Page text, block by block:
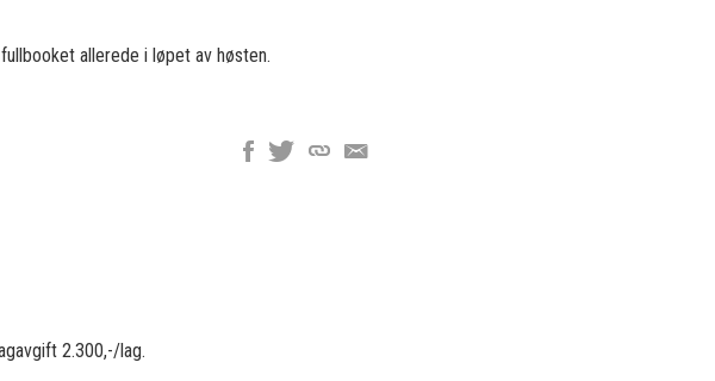
allerede i løpet av høsten.
2.300,-/lag.